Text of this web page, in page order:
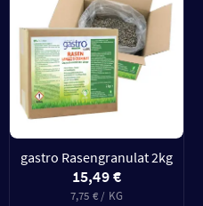
gastro Rasengranulat 2kg
15,49 €
7,75 € / KG